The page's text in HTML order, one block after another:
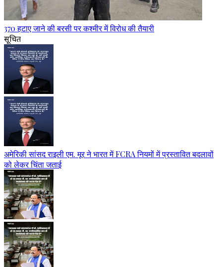
370 हटाए जाने की बरसी पर कश्मीर में विरोध की तैयारी
सूचित
अमेरिकी सांसद राइली एम. मूर ने भारत में FCRA नियमों में प्रस्तावित बदलावों
को लेकर चिंता जताई